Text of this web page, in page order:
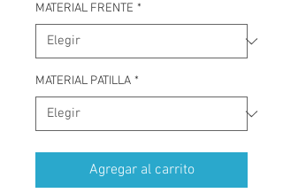
MATERIAL FRENTE *
MATERIAL PATILLA *
Agregar al carrito